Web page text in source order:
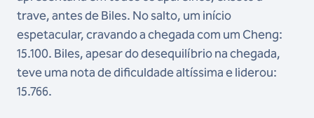
trave, antes de Biles. No salto, um início
espetacular, cravando a chegada com um Cheng:
15.100. Biles, apesar do desequilíbrio na chegada,
teve uma nota de dificuldade altíssima e liderou:
15.766.